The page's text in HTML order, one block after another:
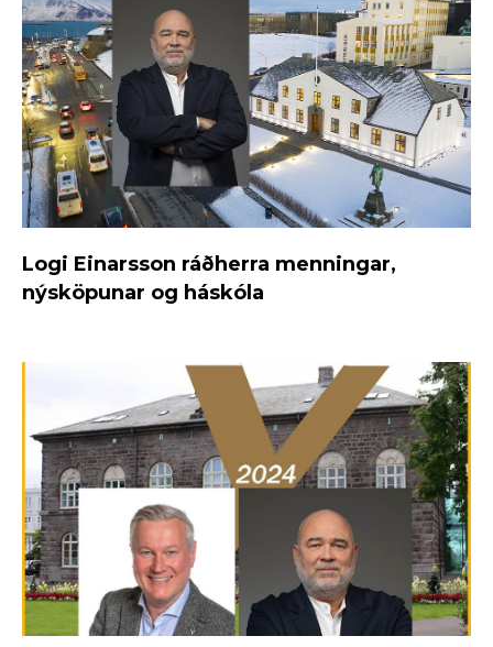
Logi Einarsson ráðherra menningar,
nýsköpunar og háskóla